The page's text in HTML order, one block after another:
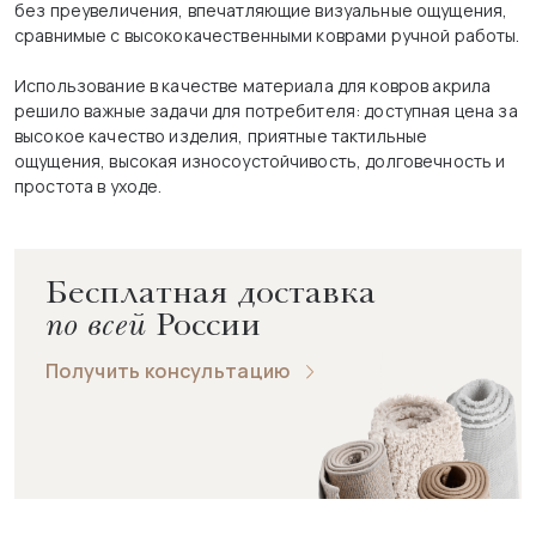
без преувеличения, впечатляющие визуальные ощущения,
сравнимые с высококачественными коврами ручной работы.
Использование в качестве материала для ковров акрила
решило важные задачи для потребителя: доступная цена за
высокое качество изделия, приятные тактильные
ощущения, высокая износоустойчивость, долговечность и
простота в уходе.
Бесплатная доставка
по всей России
Получить консультацию